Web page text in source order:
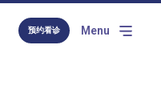
预约看诊 Menu